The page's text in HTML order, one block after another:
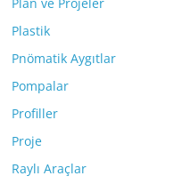
Plastik
Pnömatik Aygıtlar
Pompalar
Profiller
Proje
Raylı Araçlar